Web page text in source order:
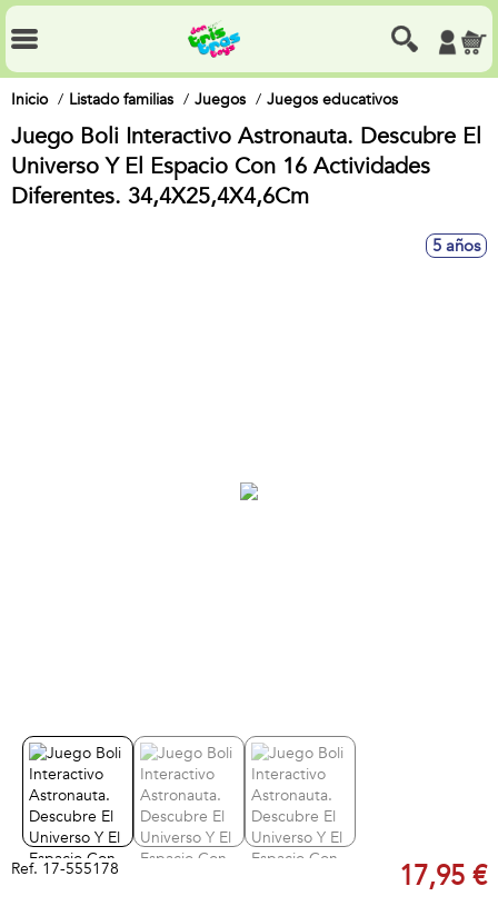
Inicio Listado familias Juegos Juegos educativos
Juego Boli Interactivo Astronauta. Descubre El
Universo Y El Espacio Con 16 Actividades
Diferentes. 34,4X25,4X4,6Cm
5 años
Ref. 17-555178 17,95 €